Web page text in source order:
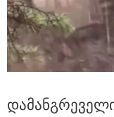
11:17 / 08-08-2026
არშემდგარი
ქართველთან -
ცხოვრება:
ოპერაციებამდე